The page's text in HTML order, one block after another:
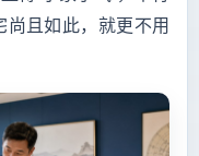
且如此，就更不用